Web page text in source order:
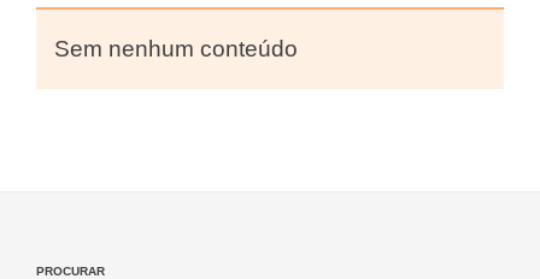
Sem nenhum conteúdo
PROCURAR